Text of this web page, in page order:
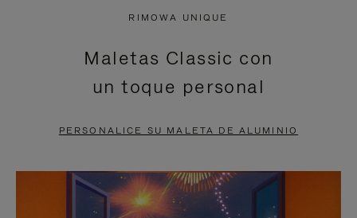
PAUSADO,
PULSE
PARA
ESTÁ
DESACTIVADO:
PULSE
ACTIVARLO.
RIMOWA UNIQUE
Maletas Classic con
un toque personal
PERSONALICE SU MALETA DE ALUMINIO